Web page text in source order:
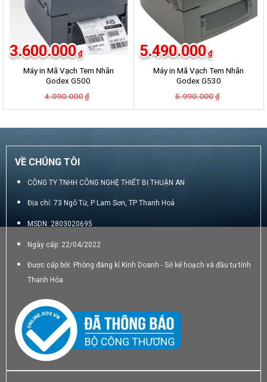
Máy in Mã Vạch Tem Nhãn
Godex G500
4.090.000 ₫
là:
3.600.000 ₫
tại
3.600.000₫.
Máy in Mã Vạch Tem Nhãn
Godex G530
5.990.000 ₫
là:
5.490.000 ₫
tại
5.490.000₫.
VỀ CHÚNG TÔI
CÔNG TY TNHH CÔNG NGHỆ THIẾT BỊ THUẬN AN
Địa chỉ: 73 Ngô Từ, P Lam Sơn, TP Thanh Hoá
MSDN: 2803020695
Ngày cấp: 22/04/2022
Được cấp bởi: Phòng đăng kí Kinh Doanh - Sở kế hoạch và đầu tư tỉnh
Thanh Hóa